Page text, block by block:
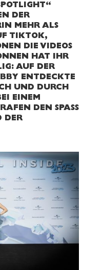
DER
MEHR ALS
TIKTOK,
DIE VIDEOS
HAT IHR
AUF DER
ENTDECKTE
UND DURCH
EINEM
DEN SPASS A
S